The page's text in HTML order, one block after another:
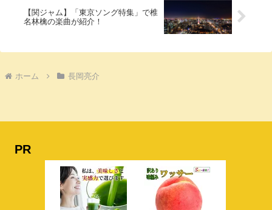
【関ジャム】「東京ソング特集」で椎
名林檎の楽曲が紹介！
ホーム 長岡亮介
PR